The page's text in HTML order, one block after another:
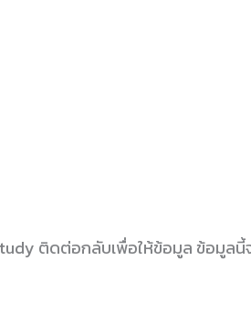
ติดต่อกลับเพื่อให้ข้อมูล ข้อมูลนี้